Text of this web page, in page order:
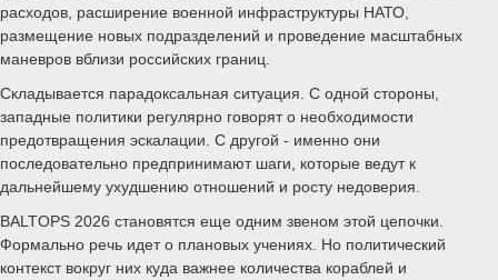
расходов, расширение военной инфраструктуры НАТО,
размещение новых подразделений и проведение масштабных
маневров вблизи российских границ.
Складывается парадоксальная ситуация. С одной стороны,
западные политики регулярно говорят о необходимости
предотвращения эскалации. С другой - именно они
последовательно предпринимают шаги, которые ведут к
дальнейшему ухудшению отношений и росту недоверия.
BALTOPS 2026 становятся еще одним звеном этой цепочки.
Формально речь идет о плановых учениях. Но политический
контекст вокруг них куда важнее количества кораблей и